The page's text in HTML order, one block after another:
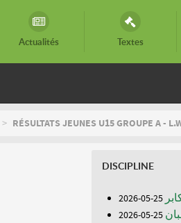
Actualités Textes
> RÉSULTATS JEUNES U15 GROUPE A -
DISCIPLINE
25-05-2026
25-05-2026